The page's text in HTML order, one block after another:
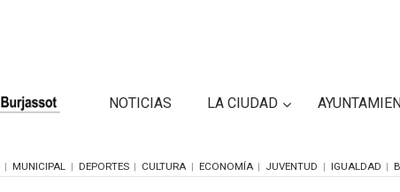
NOTICIAS LA CIUDAD
MUNICIPAL DEPORTES CULTURA ECONOMÍA JUVENTUD IGUALDAD